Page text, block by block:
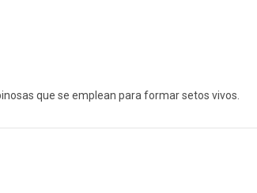
que se emplean para formar setos vivos.